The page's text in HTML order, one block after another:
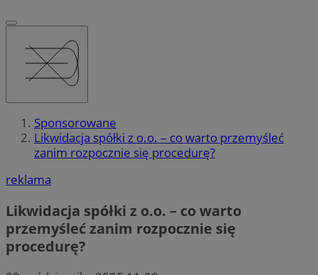
Sponsorowane
Likwidacja spółki z o.o. – co warto przemyśleć
zanim rozpocznie się procedurę?
reklama
Likwidacja spółki z o.o. – co warto
przemyśleć zanim rozpocznie się
procedurę?